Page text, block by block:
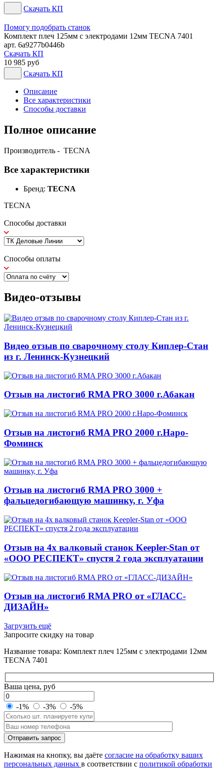
Скачать КП
Помогу подобрать станок
Комплект плеч 125мм с электродами 12мм TECNA 7401
арт. 6a9277b0446b
Скачать КП
10 985 руб
Скачать КП
Описание
Все характеристики
Способы доставки
Полное описание
Производитель - TECNA
Все характеристики
Бренд: TECNA
TECNA
Способы доставки
Способы оплаты
Видео-отзывы
Видео отзыв по сварочному столу Киплер-Стан
из г. Ленинск-Кузнецкий
Отзыв на листогиб RMA PRO 3000 г.Абакан
Отзыв на листогиб RMA PRO 2000 г.Наро-
Фоминск
Отзыв на листогиб RMA PRO 3000 +
фальцедогибающую машинку, г. Уфа
Отзыв на 4х валковый станок Keepler-Stan от
«ООО РЕСПЕКТ» спустя 2 года эксплуатации
Отзыв на листогиб RMA PRO от «ГЛАСС-
ДИЗАЙН»
Загрузить ещё
Запросите скидку на товар
Название товара: Комплект плеч 125мм с электродами 12мм
TECNA 7401
Ваша цена, руб
-1% -3% -5%
Оставьте
это
поле
пустым.
Отправить запрос
Нажимая на кнопку, вы даёте согласие на обработку ваших
персональных данных в соответствии с политикой обработки